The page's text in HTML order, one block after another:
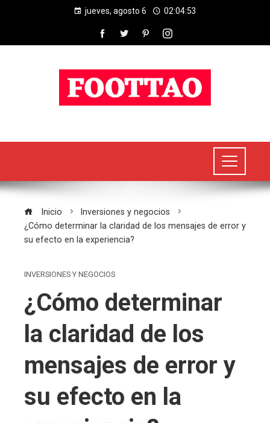
jueves, agosto 6 02:04:54
Inicio
Inversiones y negocios
¿Cómo determinar la claridad de los mensajes de error y
su efecto en la experiencia?
INVERSIONES Y NEGOCIOS
¿Cómo determinar
la claridad de los
mensajes de error y
su efecto en la